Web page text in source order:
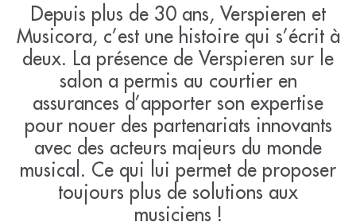
Depuis plus de 30 ans, Verspieren et
Musicora, c’est une histoire qui s’écrit à
deux. La présence de Verspieren sur le
salon a permis au courtier en
assurances d’apporter son expertise
pour nouer des partenariats innovants
avec des acteurs majeurs du monde
musical. Ce qui lui permet de proposer
toujours plus de solutions aux
musiciens !